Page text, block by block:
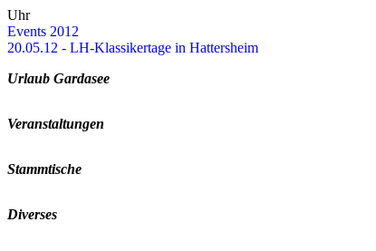
Uhr
Events 2012
20.05.12 - LH-​​​Klassikertage in Hat­ters­heim
Ur­laub Gar­da­see
Ver­an­stal­tun­gen
Stamm­ti­sche
Di­ver­ses